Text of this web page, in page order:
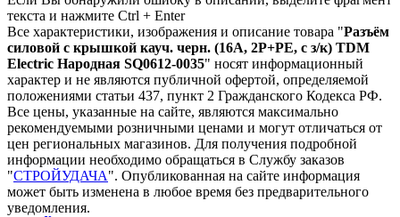
текста и нажмите Ctrl + Enter
Все характеристики, изображения и описание товара "Разъём
силовой с крышкой кауч. черн. (16А, 2Р+РЕ, с з/к) TDM
Еlectric Народная SQ0612-0035" носят информационный
характер и не являются публичной офертой, определяемой
положениями статьи 437, пункт 2 Гражданского Кодекса РФ.
Все цены, указанные на сайте, являются максимально
рекомендуемыми розничными ценами и могут отличаться от
цен региональных магазинов. Для получения подробной
информации необходимо обращаться в Службу заказов
"СТРОЙУДАЧА". Опубликованная на сайте информация
может быть изменена в любое время без предварительного
уведомления.